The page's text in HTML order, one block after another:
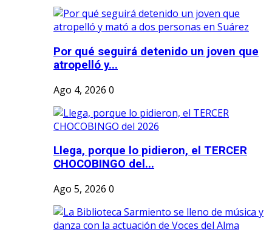
Por qué seguirá detenido un joven que
atropelló y...
Ago 4, 2026 0
Llega, porque lo pidieron, el TERCER
CHOCOBINGO del...
Ago 5, 2026 0